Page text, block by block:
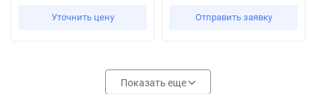
Уточнить цену Отправить заявку
Показать еще